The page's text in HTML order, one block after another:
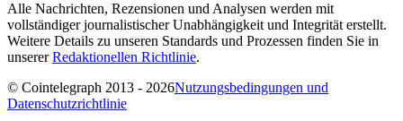
Alle Nachrichten, Rezensionen und Analysen werden mit
vollständiger journalistischer Unabhängigkeit und Integrität erstellt.
Weitere Details zu unseren Standards und Prozessen finden Sie in
unsererRedaktionellen Richtlinie.
© Cointelegraph 2013 - 2026Nutzungsbedingungen und
Datenschutzrichtlinie